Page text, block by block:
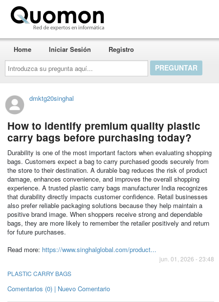
Introduzca
su
pregunta
aquí...
Home Iniciar Sesión Registro
dmktg20singhal
How to identify premium quality plastic
carry bags before purchasing today?
Durability is one of the most important factors when evaluating shopping
bags. Customers expect a bag to carry purchased goods securely from
the store to their destination. A durable bag reduces the risk of product
damage, enhances convenience, and improves the overall shopping
experience. A trusted plastic carry bags manufacturer India recognizes
that durability directly impacts customer confidence. Retail businesses
also prefer reliable packaging solutions because they help maintain a
positive brand image. When shoppers receive strong and dependable
bags, they are more likely to remember the retailer positively and return
for future purchases.
Read more: https://www.singhalglobal.com/product...
jun. 01, 2026 - 23:48
PLASTIC CARRY BAGS
Comentarios (0) | Nuevo Comentario